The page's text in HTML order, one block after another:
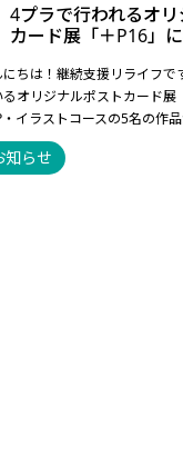
4プラで行われるオ
カード展「＋P16」
にちは！継続支援リライフで
るオリジナルポストカード展
・イラストコースの5名の作
知らせ